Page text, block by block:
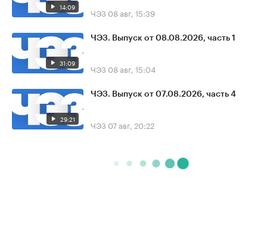
14:09 ЧЭЗ 08 авг, 15:39
31:09
ЧЭЗ. Выпуск от 08.08.2026, часть 1
ЧЭЗ 08 авг, 15:04
29:21
ЧЭЗ. Выпуск от 07.08.2026, часть 4
ЧЭЗ 07 авг, 20:22